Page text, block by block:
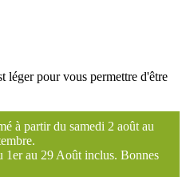
léger pour vous permettre d'être
à partir du samedi 2 août au
1er au 29 Août inclus. Bonnes